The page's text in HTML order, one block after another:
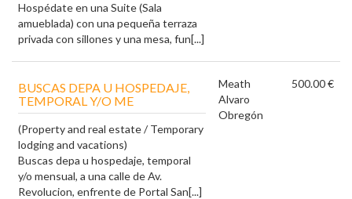
Hospédate en una Suite (Sala
amueblada) con una pequeña terraza
privada con sillones y una mesa, fun[...]
BUSCAS DEPA U HOSPEDAJE,
TEMPORAL Y/O ME
(Property and real estate / Temporary
lodging and vacations)
Buscas depa u hospedaje, temporal
y/o mensual, a una calle de Av.
Revolucion, enfrente de Portal San[...]
Meath
Alvaro
Obregón
500.00 €